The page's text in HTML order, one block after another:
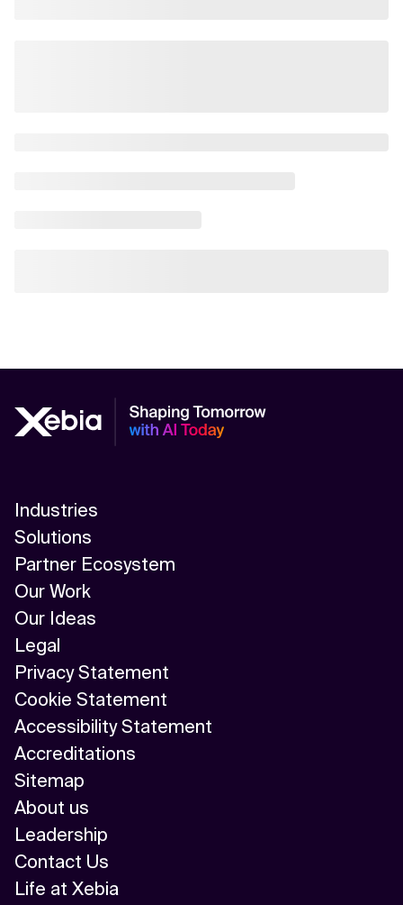
Industries
Solutions
Partner Ecosystem
Our Work
Our Ideas
Legal
Privacy Statement
Cookie Statement
Accessibility Statement
Accreditations
Sitemap
About us
Leadership
Contact Us
Life at Xebia